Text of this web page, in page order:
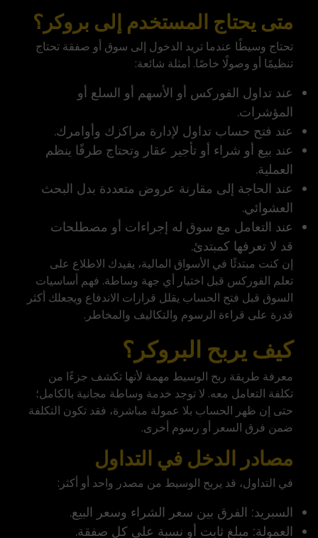
متى يحتاج المستخدم إلى بروكر؟
تحتاج وسيطًا عندما تريد الدخول إلى سوق أو صفقة تحتاج
تنظيمًا أو وصولًا خاصًا. أمثلة شائعة:
عند تداول الفوركس أو الأسهم أو السلع أو
المؤشرات.
عند فتح حساب تداول لإدارة مراكزك وأوامرك.
عند بيع أو شراء أو تأجير عقار وتحتاج طرفًا ينظم
العملية.
عند الحاجة إلى مقارنة عروض متعددة بدل البحث
العشوائي.
عند التعامل مع سوق له إجراءات أو مصطلحات
قد لا تعرفها كمبتدئ.
إن كنت مبتدئًا في الأسواق المالية، يفيدك الاطلاع على
تعلم الفوركس قبل اختيار أي جهة وساطة. فهم أساسيات
السوق قبل فتح الحساب يقلل قرارات الاندفاع ويجعلك أكثر
قدرة على قراءة الرسوم والتكاليف والمخاطر.
كيف يربح البروكر؟
معرفة طريقة ربح الوسيط مهمة لأنها تكشف جزءًا من
تكلفة التعامل معه. لا توجد خدمة وساطة مجانية بالكامل؛
حتى إن ظهر الحساب بلا عمولة مباشرة، فقد تكون التكلفة
ضمن فرق السعر أو رسوم أخرى.
مصادر الدخل في التداول
في التداول، قد يربح الوسيط من مصدر واحد أو أكثر:
السبريد: الفرق بين سعر الشراء وسعر البيع.
العمولة: مبلغ ثابت أو نسبة على كل صفقة.